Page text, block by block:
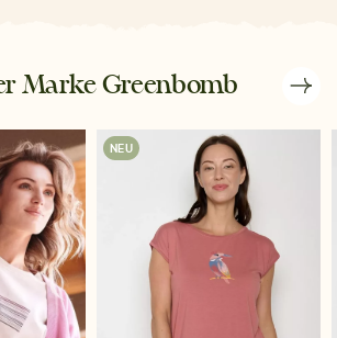
Marke Greenbomb
NEU